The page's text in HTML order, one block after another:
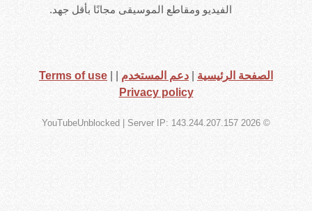
الفيديو ومقاطع الموسيقى مجانًا بأقل جهد.
الصفحة الرئيسية|دعم المستخدم|
Terms of use|
Privacy policy
| Server IP: 143.244.207.157